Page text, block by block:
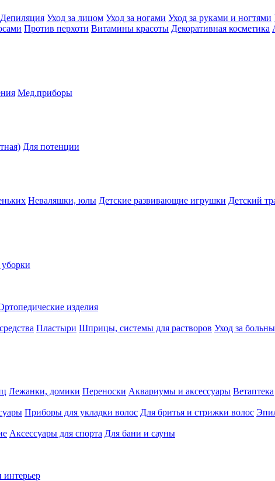
Депиляция Уход за лицом Уход за ногами Уход за руками и ногтями
Против перхоти Витамины красоты Декоративная косметика
Мед.приборы
Для потенции
Неваляшки, юлы Детские развивающие игрушки Детский
изделия
Пластыри Шприцы, системы для растворов Уход за
Лежанки, домики Переноски Аквариумы и аксессуары Ветаптека
Приборы для укладки волос Для бритья и стрижки волос
Аксессуары для спорта Для бани и сауны
интерьер